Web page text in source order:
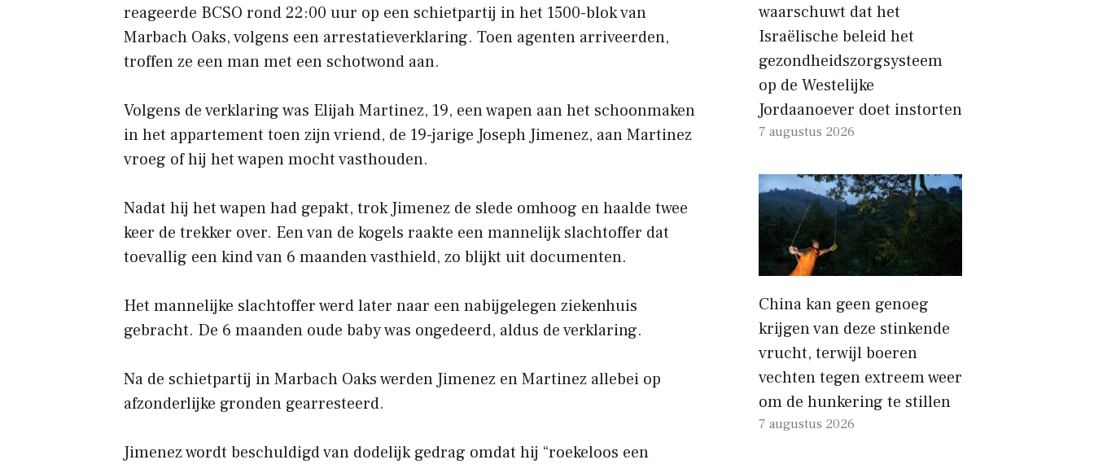
reageerde BCSO rond 22:00 uur op een schietpartij in het 1500-blok van
Marbach Oaks, volgens een arrestatieverklaring. Toen agenten arriveerden,
troffen ze een man met een schotwond aan.
Volgens de verklaring was Elijah Martinez, 19, een wapen aan het schoonmaken
in het appartement toen zijn vriend, de 19-jarige Joseph Jimenez, aan Martinez
vroeg of hij het wapen mocht vasthouden.
Nadat hij het wapen had gepakt, trok Jimenez de slede omhoog en haalde twee
keer de trekker over. Een van de kogels raakte een mannelijk slachtoffer dat
toevallig een kind van 6 maanden vasthield, zo blijkt uit documenten.
Het mannelijke slachtoffer werd later naar een nabijgelegen ziekenhuis
gebracht. De 6 maanden oude baby was ongedeerd, aldus de verklaring.
Na de schietpartij in Marbach Oaks werden Jimenez en Martinez allebei op
afzonderlijke gronden gearresteerd.
Jimenez wordt beschuldigd van dodelijk gedrag omdat hij “roekeloos een
waarschuwt dat het
Israëlische beleid het
gezondheidszorgsysteem
op de Westelijke
Jordaanoever doet instorten
7 augustus 2026
China kan geen genoeg
krijgen van deze stinkende
vrucht, terwijl boeren
vechten tegen extreem weer
om de hunkering te stillen
7 augustus 2026